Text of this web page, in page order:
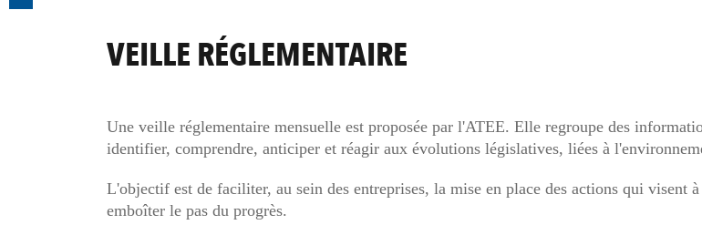
VEILLE RÉGLEMENTAIRE
Une veille réglementaire mensuelle est proposée par l'ATEE. Elle regroupe des
identifier, comprendre, anticiper et réagir aux évolutions législatives, liées à
L'objectif est de faciliter, au sein des entreprises, la mise en place des actions qui visent
emboîter le pas du progrès.